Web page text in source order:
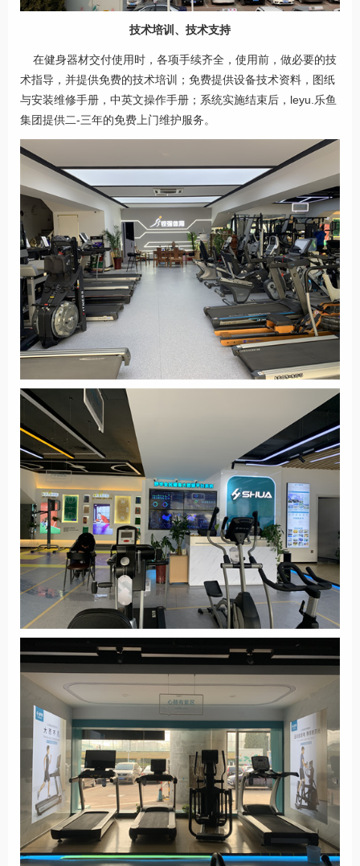
技术培训、技术支持
在健身器材交付使用时，各项手续齐全，使用前，做必要的技
术指导，并提供免费的技术培训；免费提供设备技术资料，图纸
与安装维修手册，中英文操作手册；系统实施结束后，leyu.乐鱼
集团提供二-三年的免费上门维护服务。